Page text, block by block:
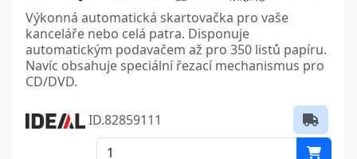
Výkonná automatická skartovačka pro vaše
kanceláře nebo celá patra. Disponuje
automatickým podavačem až pro 350 listů papíru.
Navíc obsahuje speciální řezací mechanismus pro
CD/DVD.
ID.82859111